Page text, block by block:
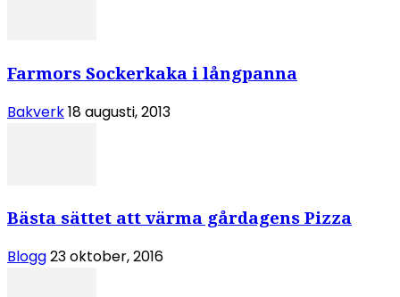
Farmors Sockerkaka i långpanna
Bakverk18 augusti, 2013
Bästa sättet att värma gårdagens Pizza
Blogg23 oktober, 2016